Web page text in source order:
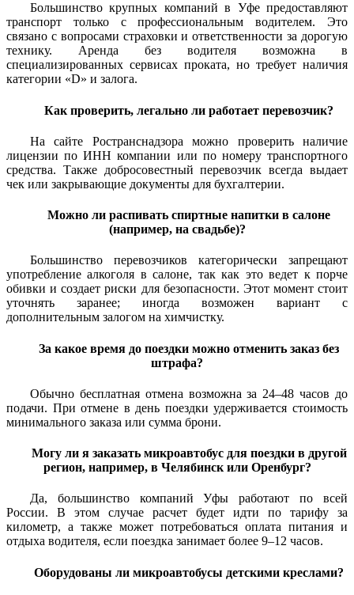
Большинство крупных компаний в Уфе предоставляют
транспорт только с профессиональным водителем. Это
связано с вопросами страховки и ответственности за дорогую
технику. Аренда без водителя возможна в
специализированных сервисах проката, но требует наличия
категории «D» и залога.
Как проверить, легально ли работает перевозчик?
На сайте Ространснадзора можно проверить наличие
лицензии по ИНН компании или по номеру транспортного
средства. Также добросовестный перевозчик всегда выдает
чек или закрывающие документы для бухгалтерии.
Можно ли распивать спиртные напитки в салоне
(например, на свадьбе)?
Большинство перевозчиков категорически запрещают
употребление алкоголя в салоне, так как это ведет к порче
обивки и создает риски для безопасности. Этот момент стоит
уточнять заранее; иногда возможен вариант с
дополнительным залогом на химчистку.
За какое время до поездки можно отменить заказ без
штрафа?
Обычно бесплатная отмена возможна за 24–48 часов до
подачи. При отмене в день поездки удерживается стоимость
минимального заказа или сумма брони.
Могу ли я заказать микроавтобус для поездки в другой
регион, например, в Челябинск или Оренбург?
Да, большинство компаний Уфы работают по всей
России. В этом случае расчет будет идти по тарифу за
километр, а также может потребоваться оплата питания и
отдыха водителя, если поездка занимает более 9–12 часов.
Оборудованы ли микроавтобусы детскими креслами?